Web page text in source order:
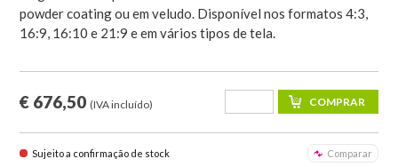
powder coating ou em veludo. Disponível nos formatos 4:3,
16:9, 16:10 e 21:9 e em vários tipos de tela.
€ 676,50 (IVA incluído)
Sujeito a confirmação de stock Comparar